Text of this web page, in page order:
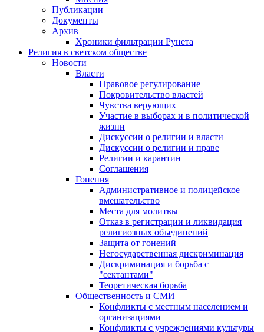
Публикации
Документы
Архив
Хроники фильтрации Рунета
Религия в светском обществе
Новости
Власти
Правовое регулирование
Покровительство властей
Чувства верующих
Участие в выборах и в политической
жизни
Дискуссии о религии и власти
Дискуссии о религии и праве
Религии и карантин
Соглашения
Гонения
Административное и полицейское
вмешательство
Места для молитвы
Отказ в регистрации и ликвидация
религиозных объединений
Защита от гонений
Негосударственная дискриминация
Дискриминация и борьба с
"сектантами"
Теоретическая борьба
Общественность и СМИ
Конфликты с местным населением и
организациями
Конфликты с учреждениями культуры